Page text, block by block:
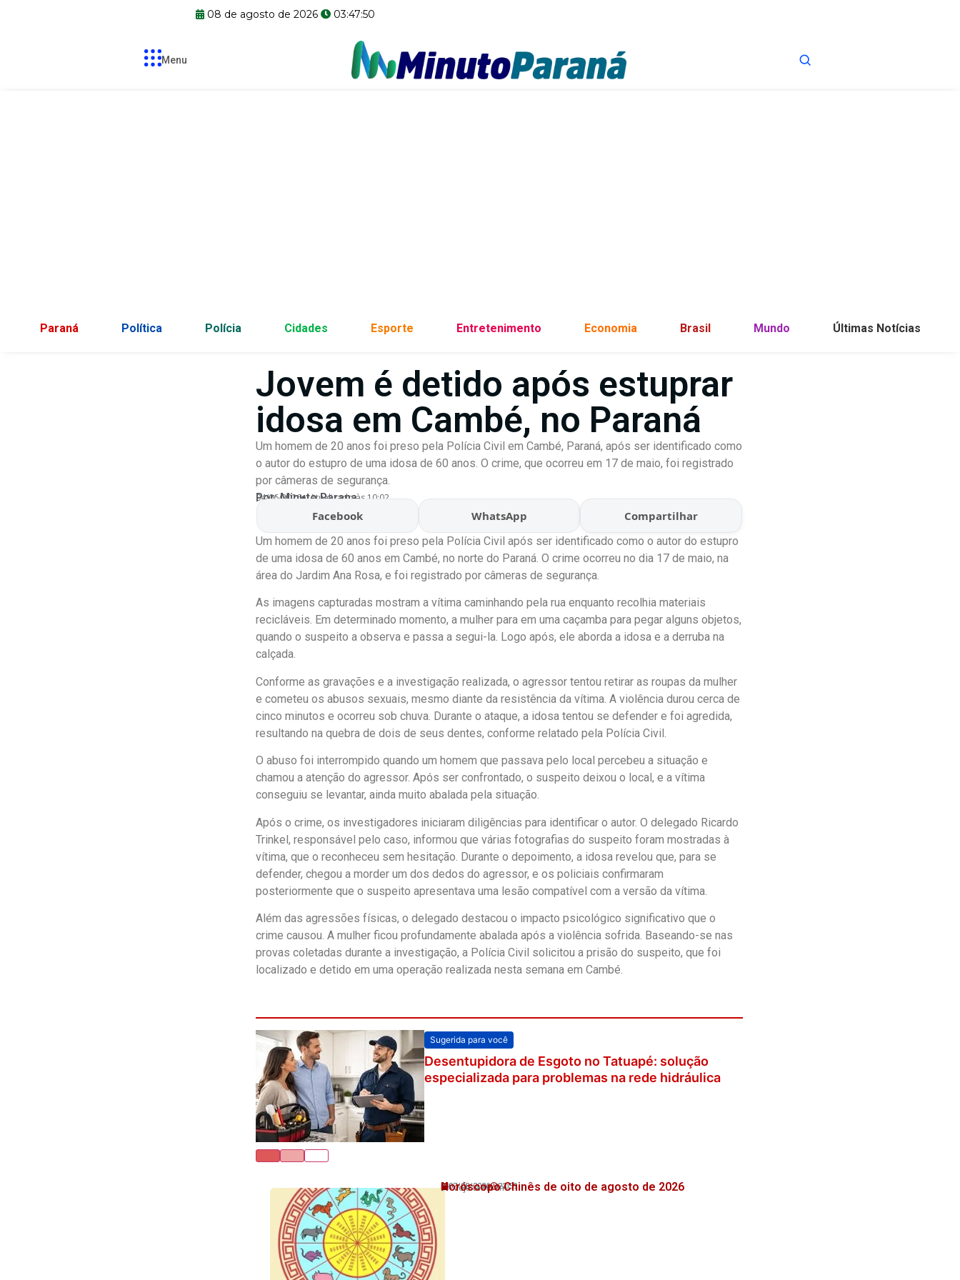
08 de agosto de 2026 03:47:50
Menu
Paraná Política Polícia Cidades Esporte Entretenimento Economia Brasil Mundo Últimas Notícias
Jovem é detido após estuprar
idosa em Cambé, no Paraná
Um homem de 20 anos foi preso pela Polícia Civil em Cambé, Paraná, após ser identificado como
o autor do estupro de uma idosa de 60 anos. O crime, que ocorreu em 17 de maio, foi registrado
por câmeras de segurança.
Por:Minuto Parana
04/06/2026 Atualizado às 10:02
Facebook WhatsApp Compartilhar
Um homem de 20 anos foi preso pela Polícia Civil após ser identificado como o autor do estupro
de uma idosa de 60 anos em Cambé, no norte do Paraná. O crime ocorreu no dia 17 de maio, na
área do Jardim Ana Rosa, e foi registrado por câmeras de segurança.
As imagens capturadas mostram a vítima caminhando pela rua enquanto recolhia materiais
recicláveis. Em determinado momento, a mulher para em uma caçamba para pegar alguns objetos,
quando o suspeito a observa e passa a segui-la. Logo após, ele aborda a idosa e a derruba na
calçada.
Conforme as gravações e a investigação realizada, o agressor tentou retirar as roupas da mulher
e cometeu os abusos sexuais, mesmo diante da resistência da vítima. A violência durou cerca de
cinco minutos e ocorreu sob chuva. Durante o ataque, a idosa tentou se defender e foi agredida,
resultando na quebra de dois de seus dentes, conforme relatado pela Polícia Civil.
O abuso foi interrompido quando um homem que passava pelo local percebeu a situação e
chamou a atenção do agressor. Após ser confrontado, o suspeito deixou o local, e a vítima
conseguiu se levantar, ainda muito abalada pela situação.
Após o crime, os investigadores iniciaram diligências para identificar o autor. O delegado Ricardo
Trinkel, responsável pelo caso, informou que várias fotografias do suspeito foram mostradas à
vítima, que o reconheceu sem hesitação. Durante o depoimento, a idosa revelou que, para se
defender, chegou a morder um dos dedos do agressor, e os policiais confirmaram
posteriormente que o suspeito apresentava uma lesão compatível com a versão da vítima.
Além das agressões físicas, o delegado destacou o impacto psicológico significativo que o
crime causou. A mulher ficou profundamente abalada após a violência sofrida. Baseando-se nas
provas coletadas durante a investigação, a Polícia Civil solicitou a prisão do suspeito, que foi
localizado e detido em uma operação realizada nesta semana em Cambé.
Sugerida para você
Desentupidora de Esgoto no Tatuapé: solução
especializada para problemas na rede hidráulica
Veja também!
07/08/2026 22:59
Horóscopo Chinês de oito de agosto de 2026